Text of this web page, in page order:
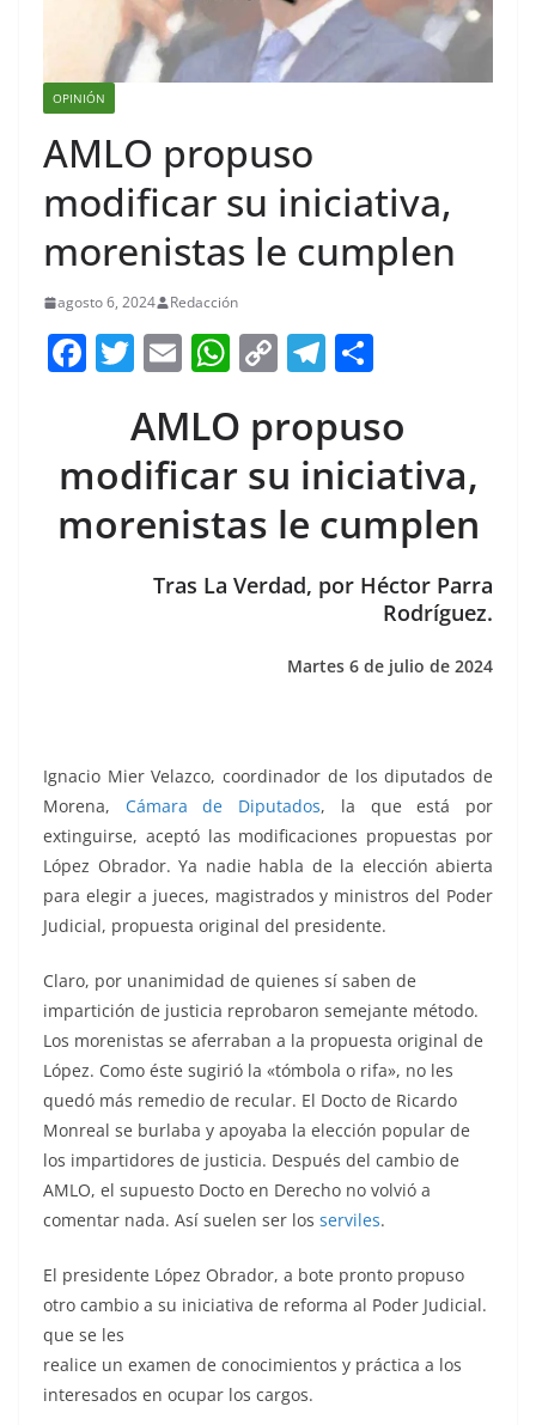
OPINIÓN
AMLO propuso
modificar su iniciativa,
morenistas le cumplen
agosto 6, 2024 Redacción
F
e
b
o
T
itt
er
E
ai
l
W
at
s
A
p
p
C
p
y
Li
n
k
T
e
gr
a
m
ar
e
AMLO propuso
modificar su iniciativa,
morenistas le cumplen
Tras La Verdad, por Héctor Parra
Rodríguez.
Martes 6 de julio de 2024
Ignacio Mier Velazco, coordinador de los diputados de
Morena, Cámara de Diputados, la que está por
extinguirse, aceptó las modificaciones propuestas por
López Obrador. Ya nadie habla de la elección abierta
para elegir a jueces, magistrados y ministros del Poder
Judicial, propuesta original del presidente.
Claro, por unanimidad de quienes sí saben de
impartición de justicia reprobaron semejante método.
Los morenistas se aferraban a la propuesta original de
López. Como éste sugirió la «tómbola o rifa», no les
quedó más remedio de recular. El Docto de Ricardo
Monreal se burlaba y apoyaba la elección popular de
los impartidores de justicia. Después del cambio de
AMLO, el supuesto Docto en Derecho no volvió a
comentar nada. Así suelen ser los serviles.
El presidente López Obrador, a bote pronto propuso
otro cambio a su iniciativa de reforma al Poder Judicial.
que se les
realice un examen de conocimientos y práctica a los
interesados en ocupar los cargos.